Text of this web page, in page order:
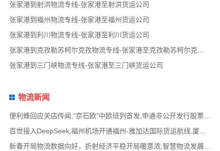
张家港到射洪物流专线-张家港至射洪货运公司
张家港到福州物流专线-张家港至福州货运公司
张家港到利川物流专线-张家港至利川货运公司
张家港到三门峡物流专线-张家港至三门峡货运公司
物流新闻
便利蜂回应关店传闻,“京石欧”中欧班列首发,申通非公开发行股票方案失效,老挝中通和老挝
百世接入DeepSeek,福州机场开通福州-雅加达国际货运航线,厦门拟立法保障网约配送员劳动权益
新春开局物流数据向好，折射经济平稳开局暖意浓,智慧物流发展迅猛，新一代信息技术深度融